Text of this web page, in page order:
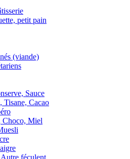
petit pain
(viande)
Sauce
Tisane, Cacao
Choco, Miel
féculent